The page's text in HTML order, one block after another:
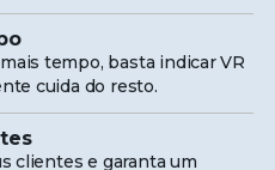
tempo, basta indicar VR
cuida do resto.
clientes e garanta um